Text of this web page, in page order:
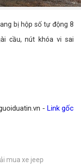
bị hộp số tự động 8
cầu, nút khóa vi sai
- Link gốc
mua xe jeep